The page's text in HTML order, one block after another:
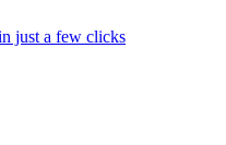
just a few clicks